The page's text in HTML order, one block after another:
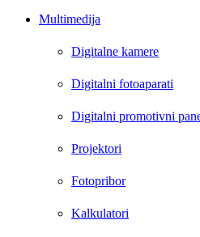
Multimedija
Digitalne kamere
Digitalni fotoaparati
Digitalni promotivni
Projektori
Fotopribor
Kalkulatori